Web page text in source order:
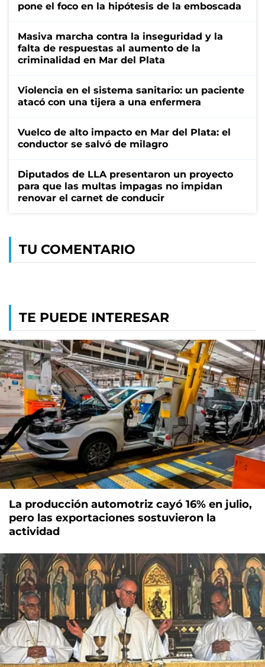
pone el foco en la hipótesis de la emboscada
Masiva marcha contra la inseguridad y la
falta de respuestas al aumento de la
criminalidad en Mar del Plata
Violencia en el sistema sanitario: un paciente
atacó con una tijera a una enfermera
Vuelco de alto impacto en Mar del Plata: el
conductor se salvó de milagro
Diputados de LLA presentaron un proyecto
para que las multas impagas no impidan
renovar el carnet de conducir
TU COMENTARIO
TE PUEDE INTERESAR
La producción automotriz cayó 16% en julio,
pero las exportaciones sostuvieron la
actividad